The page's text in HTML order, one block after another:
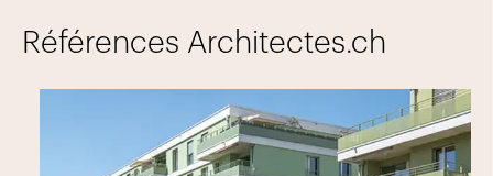
Références Architectes.ch